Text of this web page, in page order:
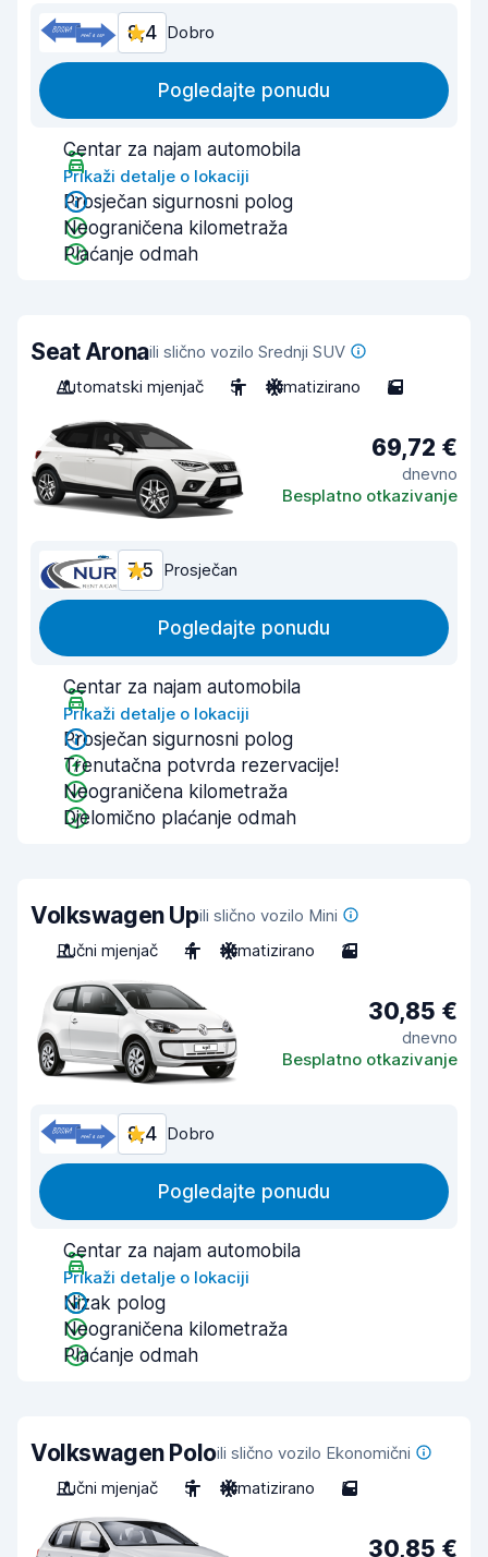
8,4 Dobro
Pogledajte ponudu
Centar za najam automobila
Prikaži detalje o lokaciji
Prosječan sigurnosni polog
Neograničena kilometraža
Plaćanje odmah
Seat Aronaili slično vozilo Srednji SUV
Automatski mjenjač
5 Klimatizirano 5
69,72 €
dnevno
Besplatno otkazivanje
7,5 Prosječan
Pogledajte ponudu
Centar za najam automobila
Prikaži detalje o lokaciji
Prosječan sigurnosni polog
Trenutačna potvrda rezervacije!
Neograničena kilometraža
Djelomično plaćanje odmah
Volkswagen Upili slično vozilo Mini
Ručni mjenjač
4 Klimatizirano 3
30,85 €
dnevno
Besplatno otkazivanje
8,4 Dobro
Pogledajte ponudu
Centar za najam automobila
Prikaži detalje o lokaciji
Nizak polog
Neograničena kilometraža
Plaćanje odmah
Volkswagen Poloili slično vozilo Ekonomični
Ručni mjenjač
5 Klimatizirano 5
30,85 €